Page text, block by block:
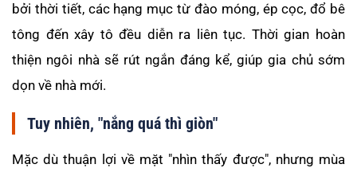
bởi thời tiết, các hạng mục từ đào móng, ép cọc, đổ bê
tông đến xây tô đều diễn ra liên tục. Thời gian hoàn
thiện ngôi nhà sẽ rút ngắn đáng kể, giúp gia chủ sớm
dọn về nhà mới.
Tuy nhiên, "nắng quá thì giòn"
Mặc dù thuận lợi về mặt "nhìn thấy được", nhưng mùa